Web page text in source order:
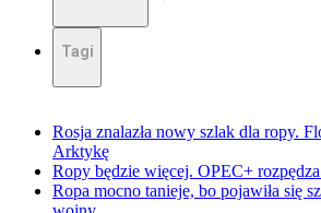
Tagi
Rosja znalazła nowy szlak dla ropy.
Arktykę
Ropy będzie więcej. OPEC+
Ropa mocno tanieje, bo pojawiła się